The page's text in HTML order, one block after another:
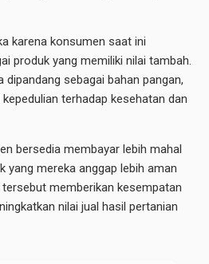
karena konsumen saat ini
produk yang memiliki nilai tambah.
dipandang sebagai bahan pangan,
terhadap kesehatan dan
bersedia membayar lebih mahal
yang mereka anggap lebih aman
memberikan kesempatan
nilai jual hasil pertanian